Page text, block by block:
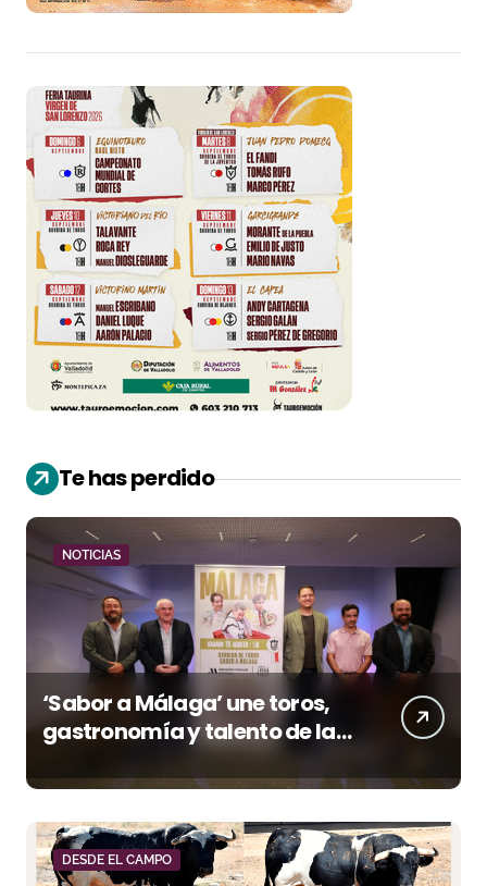
Te has perdido
NOTICIAS
‘Sabor a Málaga’ une toros,
gastronomía y talento de la
tierra en La Malagueta
DESDE EL CAMPO